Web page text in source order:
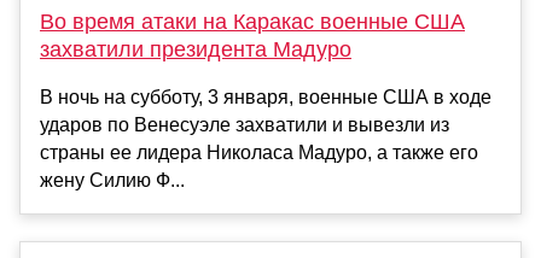
Во время атаки на Каракас военные США
захватили президента Мадуро
В ночь на субботу, 3 января, военные США в ходе
ударов по Венесуэле захватили и вывезли из
страны ее лидера Николаса Мадуро, а также его
жену Силию Ф...